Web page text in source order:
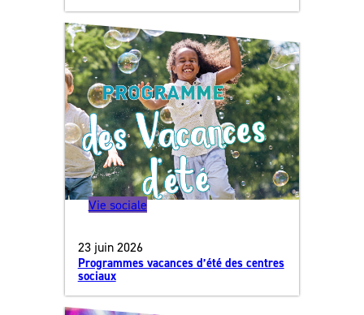
Vie sociale
23 juin 2026
Programmes vacances d’été des centres
sociaux